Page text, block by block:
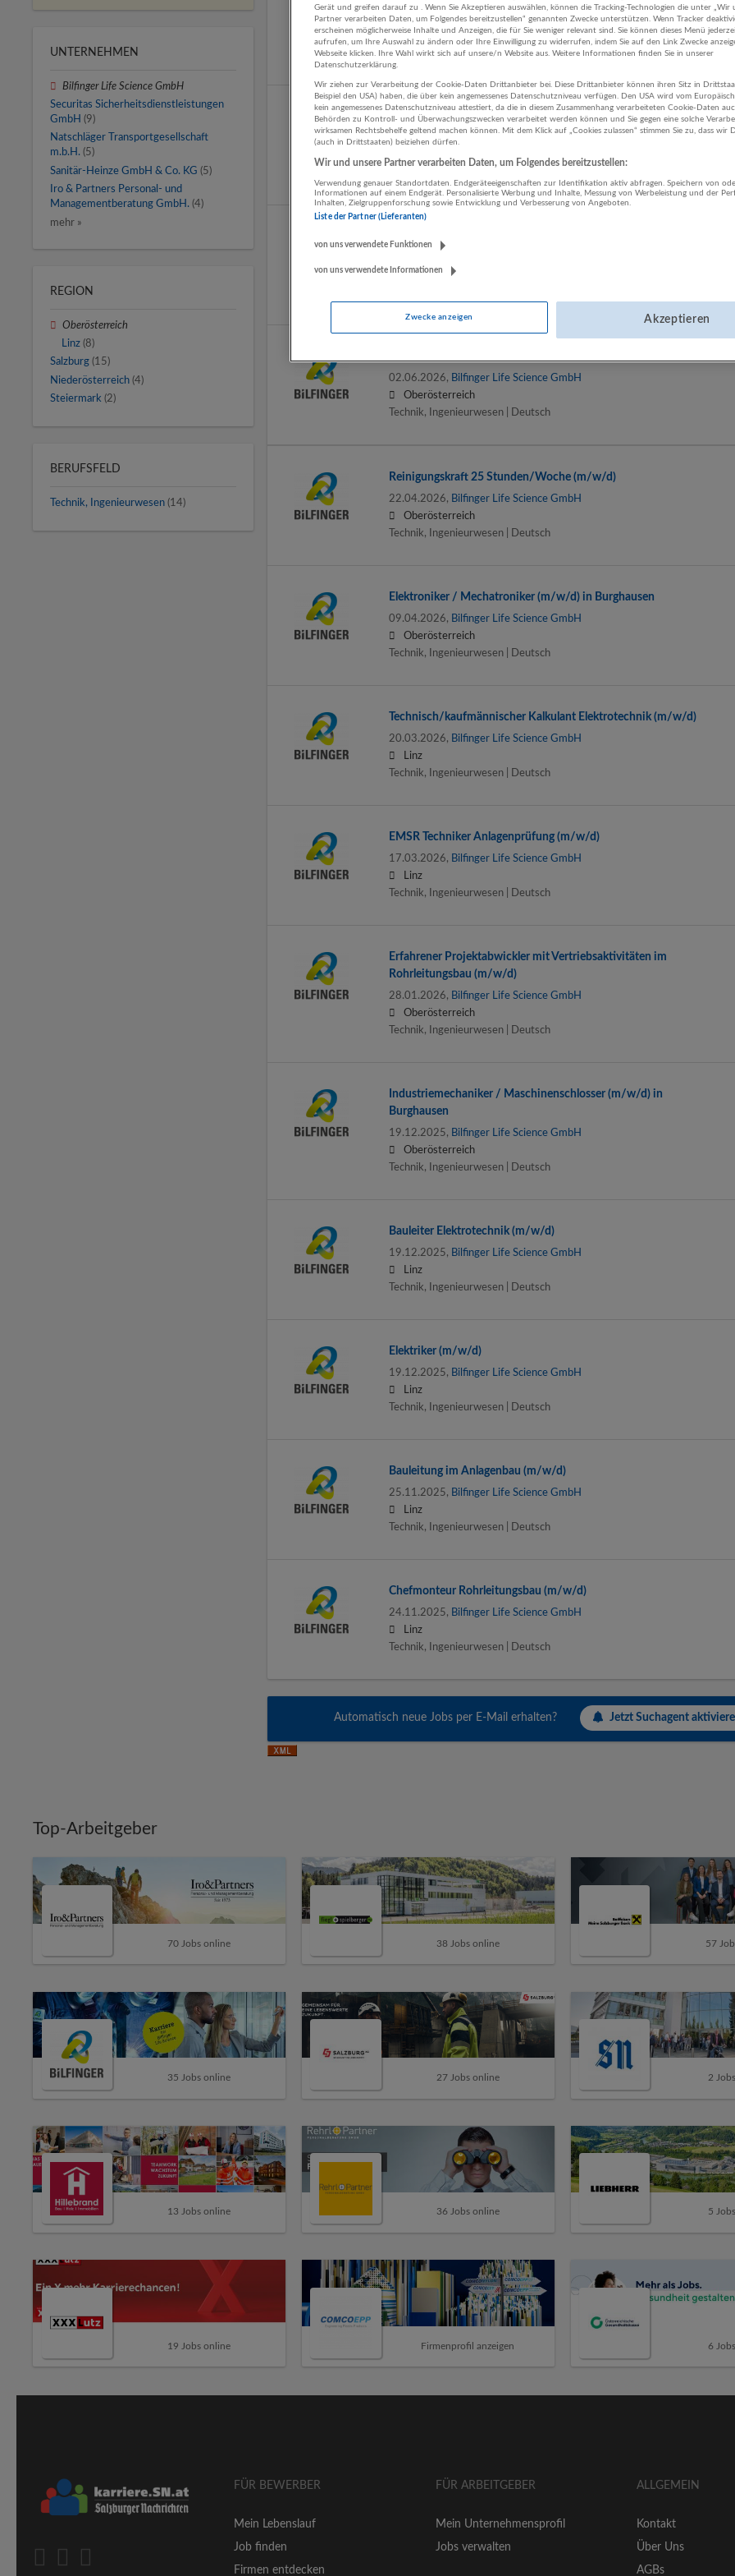
31.07.2026,Bilfinger Life Science GmbH
Oberösterreich
Technik, Ingenieurwesen | Deutsch
Elektroplaner CAE (m/w/d)
14.06.2026,
Bilfinger Life Science GmbH
Linz
02.06.2026, Bilfinger Life Science GmbH
Oberösterreich
Technik, Ingenieurwesen | Deutsch
Reinigungskraft 25 Stunden/Woche (m/w/d)
22.04.2026, Bilfinger Life Science GmbH
Oberösterreich
Technik, Ingenieurwesen | Deutsch
Elektroniker / Mechatroniker (m/w/d) in Burghausen
09.04.2026, Bilfinger Life Science GmbH
Oberösterreich
Technik, Ingenieurwesen | Deutsch
Technisch/kaufmännischer Kalkulant Elektrotechnik (m/w/d)
20.03.2026, Bilfinger Life Science GmbH
Linz
Technik, Ingenieurwesen | Deutsch
EMSR Techniker Anlagenprüfung (m/w/d)
17.03.2026, Bilfinger Life Science GmbH
Linz
Technik, Ingenieurwesen | Deutsch
Erfahrener Projektabwickler mit Vertriebsaktivitäten im
Rohrleitungsbau (m/w/d)
28.01.2026, Bilfinger Life Science GmbH
Oberösterreich
Technik, Ingenieurwesen | Deutsch
Industriemechaniker / Maschinenschlosser (m/w/d) in
Burghausen
19.12.2025, Bilfinger Life Science GmbH
Oberösterreich
Technik, Ingenieurwesen | Deutsch
Bauleiter Elektrotechnik (m/w/d)
19.12.2025, Bilfinger Life Science GmbH
Linz
Technik, Ingenieurwesen | Deutsch
Elektriker (m/w/d)
19.12.2025, Bilfinger Life Science GmbH
Linz
Technik, Ingenieurwesen | Deutsch
Bauleitung im Anlagenbau (m/w/d)
25.11.2025, Bilfinger Life Science GmbH
Linz
Technik, Ingenieurwesen | Deutsch
Chefmonteur Rohrleitungsbau (m/w/d)
24.11.2025, Bilfinger Life Science GmbH
Linz
Technik, Ingenieurwesen | Deutsch
Automatisch neue Jobs per E-Mail erhalten? Jetzt Suchagent
UNTERNEHMEN
Bilfinger Life Science GmbH
Securitas Sicherheitsdienstleistungen
GmbH (9)
Natschläger Transportgesellschaft
m.b.H. (5)
Sanitär-Heinze GmbH & Co. KG (5)
Iro & Partners Personal- und
Managementberatung GmbH. (4)
mehr »
REGION
Oberösterreich
Linz (8)
Salzburg (15)
Niederösterreich (4)
Steiermark (2)
BERUFSFELD
Technik, Ingenieurwesen (14)
Top-Arbeitgeber
70 Jobs online 38 Jobs online 57
35 Jobs online 27 Jobs online 2
13 Jobs online 36 Jobs online 5
19 Jobs online Firmenprofil anzeigen 6
FÜR BEWERBER
Mein Lebenslauf
Job finden
Firmen entdecken
FÜR ARBEITGEBER
Mein Unternehmensprofil
Jobs verwalten
ALLGEMEIN
Kontakt
Über Uns
AGBs
Gerät und greifen darauf zu . Wenn Sie Akzeptieren auswählen, können die Tracking-Technologien die unter „Wir
Partner verarbeiten Daten, um Folgendes bereitzustellen“ genannten Zwecke unterstützen. Wenn Tracker
erscheinen möglicherweise Inhalte und Anzeigen, die für Sie weniger relevant sind. Sie können dieses Menü
aufrufen, um Ihre Auswahl zu ändern oder Ihre Einwilligung zu widerrufen, indem Sie auf den Link Zwecke
Webseite klicken. Ihre Wahl wirkt sich auf unsere/n Website aus. Weitere Informationen finden Sie in unserer
Datenschutzerklärung.
Wir ziehen zur Verarbeitung der Cookie-Daten Drittanbieter bei. Diese Drittanbieter können ihren Sitz in
Beispiel den USA) haben, die über kein angemessenes Datenschutzniveau verfügen. Den USA wird vom
kein angemessenes Datenschutzniveau attestiert, da die in diesem Zusammenhang verarbeiteten Cookie-Daten
Behörden zu Kontroll- und Überwachungszwecken verarbeitet werden können und Sie gegen eine solche
wirksamen Rechtsbehelfe geltend machen können. Mit dem Klick auf „Cookies zulassen“ stimmen Sie zu, dass wir
(auch in Drittstaaten) beiziehen dürfen.
Wir und unsere Partner verarbeiten Daten, um Folgendes bereitzustellen:
Verwendung genauer Standortdaten. Endgeräteeigenschaften zur Identifikation aktiv abfragen. Speichern von
Informationen auf einem Endgerät. Personalisierte Werbung und Inhalte, Messung von Werbeleistung und der
Inhalten, Zielgruppenforschung sowie Entwicklung und Verbesserung von Angeboten.
Liste der Partner (Lieferanten)
von uns verwendete Funktionen
von uns verwendete Informationen
Zwecke anzeigen Akzeptieren